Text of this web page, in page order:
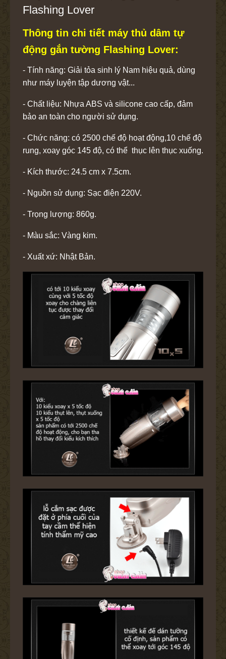
Flashing Lover
Thông tin chi tiết máy thủ dâm tự
động gắn tường Flashing Lover:
- Tính năng: Giải tỏa sinh lý Nam hiệu quả, dùng
như máy luyện tập dương vật...
- Chất liệu: Nhựa ABS và silicone cao cấp, đảm
bảo an toàn cho người sử dụng.
- Chức năng: có 2500 chế độ hoạt động,10 chế độ
rung, xoay góc 145 độ, có thể thục lên thục xuống.
- Kích thước: 24.5 cm x 7.5cm.
- Nguồn sử dụng: Sạc điện 220V.
- Trọng lượng: 860g.
- Màu sắc: Vàng kim.
- Xuất xứ: Nhật Bản.